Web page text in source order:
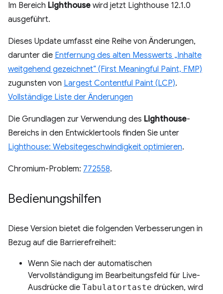
Im Bereich Lighthouse wird jetzt Lighthouse 12.1.0
ausgeführt.
Dieses Update umfasst eine Reihe von Änderungen,
darunter die Entfernung des alten Messwerts „Inhalte
weitgehend gezeichnet“ (First Meaningful Paint, FMP)
zugunsten von Largest Contentful Paint (LCP).
Vollständige Liste der Änderungen
Die Grundlagen zur Verwendung des Lighthouse-
Bereichs in den Entwicklertools finden Sie unter
Lighthouse: Websitegeschwindigkeit optimieren.
Chromium-Problem: 772558.
Bedienungshilfen
Diese Version bietet die folgenden Verbesserungen in
Bezug auf die Barrierefreiheit:
Wenn Sie nach der automatischen
Vervollständigung im Bearbeitungsfeld für Live-
Ausdrücke die Tabulatortaste drücken, wird